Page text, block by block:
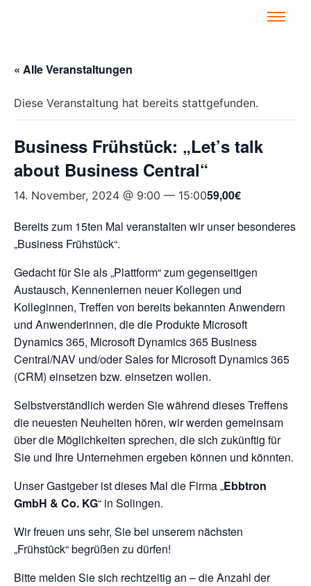
« Alle Veranstaltungen
Diese Veranstaltung hat bereits stattgefunden.
Business Frühstück: „Let’s talk
about Business Central“
14. November, 2024 @ 9:00 — 15:0059,00€
Bereits zum 15ten Mal veranstalten wir unser besonderes
„Business Frühstück“.
Gedacht für Sie als „Plattform“ zum gegenseitigen
Austausch, Kennenlernen neuer Kollegen und
Kolleginnen, Treffen von bereits bekannten Anwendern
und Anwenderinnen, die die Produkte Microsoft
Dynamics 365, Microsoft Dynamics 365 Business
Central/NAV und/oder Sales for Microsoft Dynamics 365
(CRM) einsetzen bzw. einsetzen wollen.
Selbstverständlich werden Sie während dieses Treffens
die neuesten Neuheiten hören, wir werden gemeinsam
über die Möglichkeiten sprechen, die sich zukünftig für
Sie und Ihre Unternehmen ergeben können und könnten.
Unser Gastgeber ist dieses Mal die Firma „Ebbtron
GmbH & Co. KG“ in Solingen.
Wir freuen uns sehr, Sie bei unserem nächsten
„Frühstück“ begrüßen zu dürfen!
Bitte melden Sie sich rechtzeitig an – die Anzahl der